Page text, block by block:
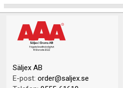
Säljex AB
E-post: order@saljex.se